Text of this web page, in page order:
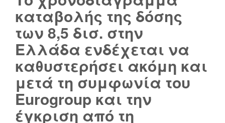
καταβολής της δόσης
των 8,5 δισ. στην
Ελλάδα ενδέχεται να
καθυστερήσει ακόμη και
μετά τη συμφωνία του
Eurogroup και την
έγκριση από τη
E
S
M
:
Α
Υ
Σ
Τ
Η
Ρ